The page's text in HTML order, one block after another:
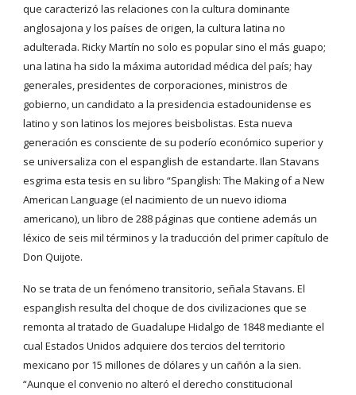
que caracterizó las relaciones con la cultura dominante
anglosajona y los países de origen, la cultura latina no
adulterada. Ricky Martín no solo es popular sino el más guapo;
una latina ha sido la máxima autoridad médica del país; hay
generales, presidentes de corporaciones, ministros de
gobierno, un candidato a la presidencia estadounidense es
latino y son latinos los mejores beisbolistas. Esta nueva
generación es consciente de su poderío económico superior y
se universaliza con el espanglish de estandarte. Ilan Stavans
esgrima esta tesis en su libro “Spanglish: The Making of a New
American Language (el nacimiento de un nuevo idioma
americano), un libro de 288 páginas que contiene además un
léxico de seis mil términos y la traducción del primer capítulo de
Don Quijote.
No se trata de un fenómeno transitorio, señala Stavans. El
espanglish resulta del choque de dos civilizaciones que se
remonta al tratado de Guadalupe Hidalgo de 1848 mediante el
cual Estados Unidos adquiere dos tercios del territorio
mexicano por 15 millones de dólares y un cañón a la sien.
“Aunque el convenio no alteró el derecho constitucional